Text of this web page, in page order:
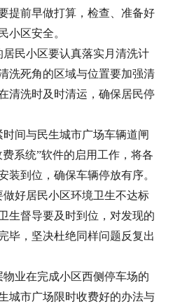
提前早做打算，检查、准备好
小区安全。
居民小区要认真落实月清洗计
洗死角的区域与位置要加强清
清洗时及时清运，确保居民停
间与民生城市广场车辆道闸
系统”软件的启用工作，将各
装到位，确保车辆停放有序。
做好居民小区环境卫生不达标
生督导要及时到位，对发现的
毕，坚决杜绝同样问题反复出
业在完成小区西侧停车场的
城市广场限时收费好的办法与